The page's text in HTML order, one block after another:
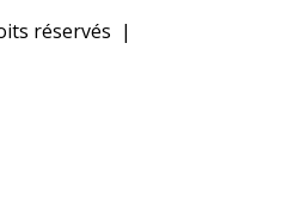
réservés |